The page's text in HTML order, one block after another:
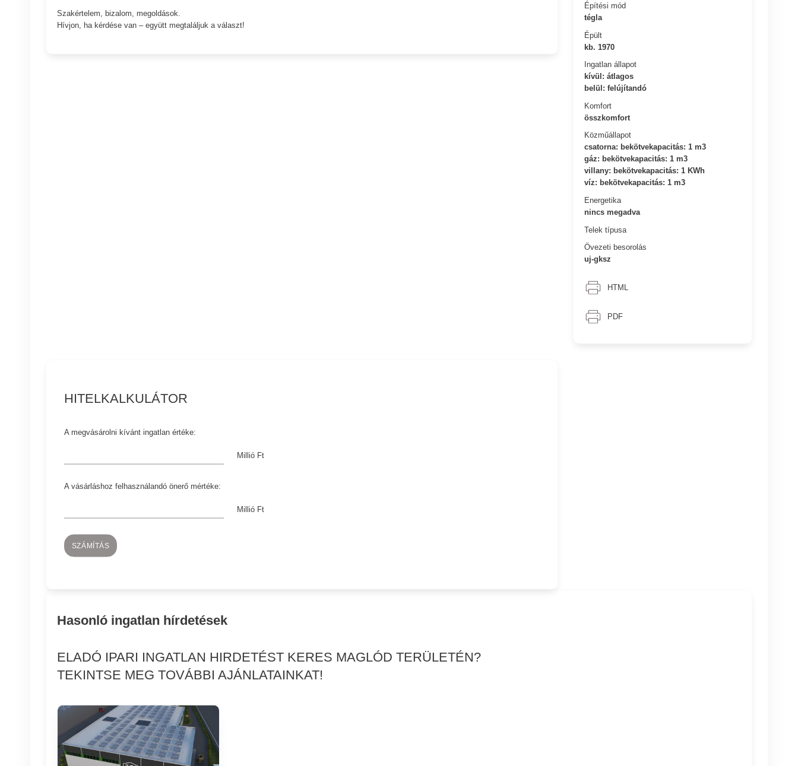
Építési mód
tégla
Épült
kb. 1970
Ingatlan állapot
kívül: átlagos
belül: felújítandó
Komfort
összkomfort
Közműállapot
csatorna: bekötvekapacitás: 1 m3
gáz: bekötvekapacitás: 1 m3
villany: bekötvekapacitás: 1 KWh
víz: bekötvekapacitás: 1 m3
Energetika
nincs megadva
Telek típusa
Övezeti besorolás
uj-gksz
HTML
PDF
Szakértelem, bizalom, megoldások.
Hívjon, ha kérdése van – együtt megtaláljuk a választ!
HITELKALKULÁTOR
A megvásárolni kívánt ingatlan értéke:
Millió Ft
A vásárláshoz felhasználandó önerő mértéke:
Millió Ft
SZÁMÍTÁS
Hasonló ingatlan hírdetések
ELADÓ IPARI INGATLAN HIRDETÉST KERES MAGLÓD TERÜLETÉN?
TEKINTSE MEG TOVÁBBI AJÁNLATAINKAT!